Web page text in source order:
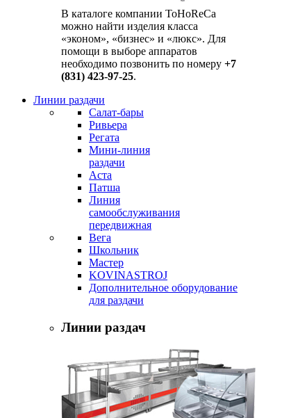
В каталоге компании ToHoReCa
можно найти изделия класса
«эконом», «бизнес» и «люкс». Для
помощи в выборе аппаратов
необходимо позвонить по номеру +7
(831) 423-97-25.
Линии раздачи
Салат-бары
Ривьера
Регата
Мини-линия
раздачи
Аста
Патша
Линия
самообслуживания
передвижная
Вега
Школьник
Мастер
KOVINASTROJ
Дополнительное оборудование
для раздачи
Линии раздач